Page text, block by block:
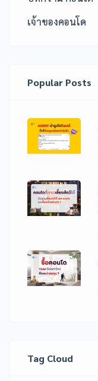
เจ้าของคอนโด
Popular Posts
Tag Cloud